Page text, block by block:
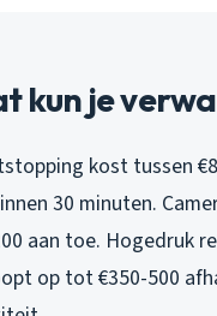
kun je
kost tussen
30 minuten.
aan toe. Hogedruk
op tot €350-500